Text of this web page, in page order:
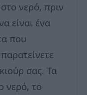
νερό, πριν
είναι ένα
που
σας. Τα
νερό, το